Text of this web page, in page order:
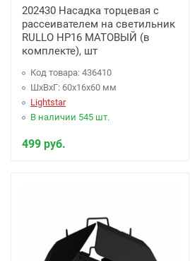
202430 Насадка торцевая с
рассеивателем на светильник
RULLO HP16 МАТОВЫЙ (в
комплекте), шт
Код товара: 436410
ШхВхГ: 60x16x60 мм
Lightstar
В наличии 545 шт.
499 руб.